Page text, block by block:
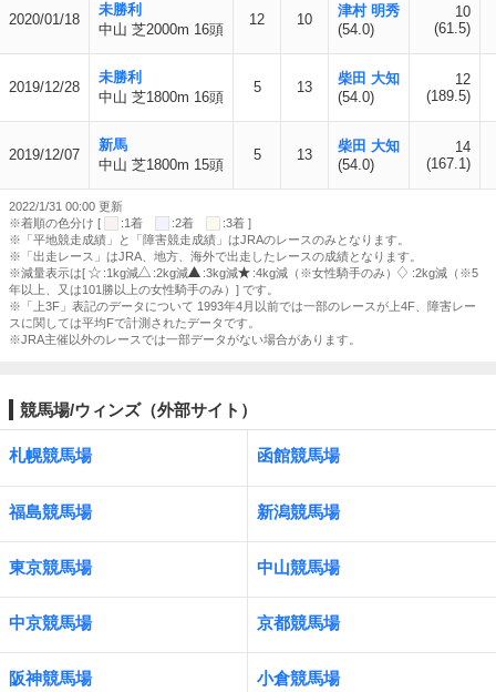
2020/01/18
未勝利
中山 芝2000m 16頭
12 10
津村 明秀
(54.0)
10
(61.5)
2019/12/28
未勝利
中山 芝1800m 16頭
5 13
柴田 大知
(54.0)
12
(189.5)
2019/12/07
新馬
中山 芝1800m 15頭
5 13
柴田 大知
(54.0)
14
(167.1)
2022/1/31 00:00 更新
※着順の色分け [
:1着 :2着
:3着 ]
※「平地競走成績」と「障害競走成績」はJRAのレースのみとなります。
※「出走レース」はJRA、地方、海外で出走したレースの成績となります。
※減量表示は[
:1kg減 :2kg減 :3kg減 :4kg減（※女性騎手のみ）
:2kg減（※5
年以上、又は101勝以上の女性騎手のみ）] です。
※「上3F」表記のデータについて 1993年4月以前では一部のレースが上4F、障害レー
スに関しては平均Fで計測されたデータです。
※JRA主催以外のレースでは一部データがない場合があります。
競馬場/ウィンズ（外部サイト）
札幌競馬場 函館競馬場
福島競馬場 新潟競馬場
東京競馬場 中山競馬場
中京競馬場 京都競馬場
阪神競馬場 小倉競馬場